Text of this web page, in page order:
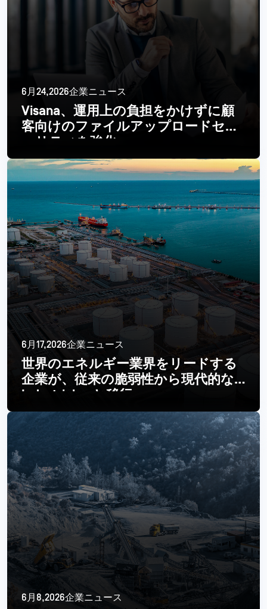
6月24,2026企業ニュース
Visana、運用上の負担をかけずに顧
客向けのファイルアップロードセキ
ュリティを強化
続きを読む
6月17,2026企業ニュース
世界のエネルギー業界をリードする
企業が、従来の脆弱性から現代的な
Industrial へと移行
続きを読む
6月8,2026企業ニュース